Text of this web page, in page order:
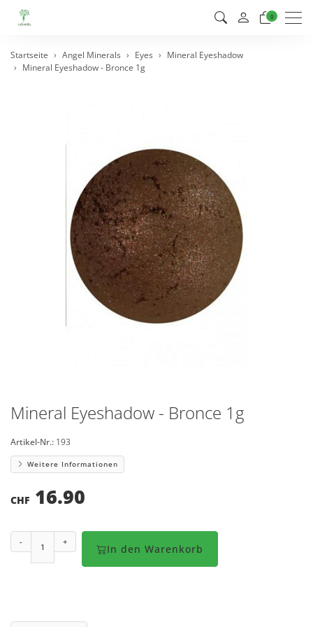
0
Startseite Angel Minerals Eyes
Mineral Eyeshadow
Mineral Eyeshadow - Bronce 1g
Mineral Eyeshadow - Bronce 1g
Artikel-Nr.: 193
Weitere Informationen
CHF 16.90
- +
In den Warenkorb